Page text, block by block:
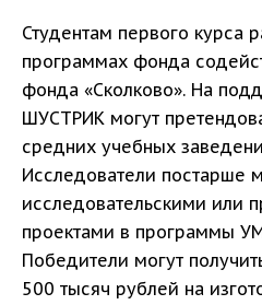
Студентам первого курса
программах фонда
фонда «Сколково». На
ШУСТРИК могут
средних учебных
Исследователи постарше
исследовательскими или
проектами в программы
Победители могут
500 тысяч рублей на